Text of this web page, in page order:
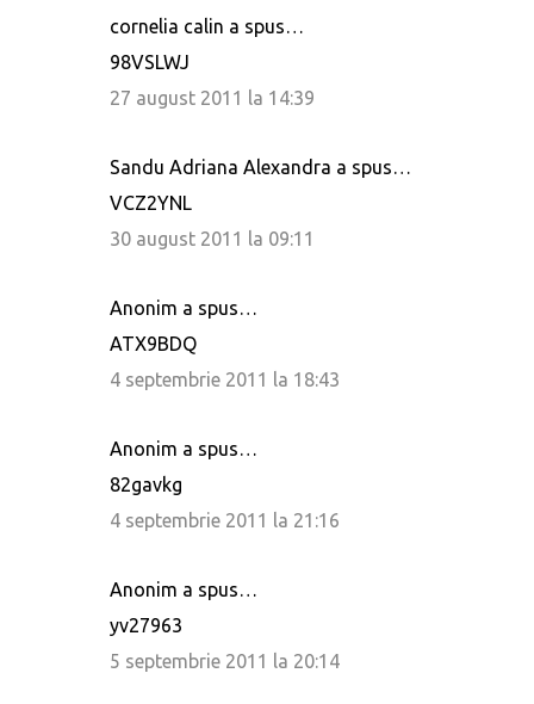
cornelia calin a spus…
98VSLWJ
27 august 2011 la 14:39
Sandu Adriana Alexandra a spus…
VCZ2YNL
30 august 2011 la 09:11
Anonim a spus…
ATX9BDQ
4 septembrie 2011 la 18:43
Anonim a spus…
82gavkg
4 septembrie 2011 la 21:16
Anonim a spus…
yv27963
5 septembrie 2011 la 20:14